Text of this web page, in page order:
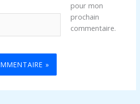
pour mon
prochain
commentaire.